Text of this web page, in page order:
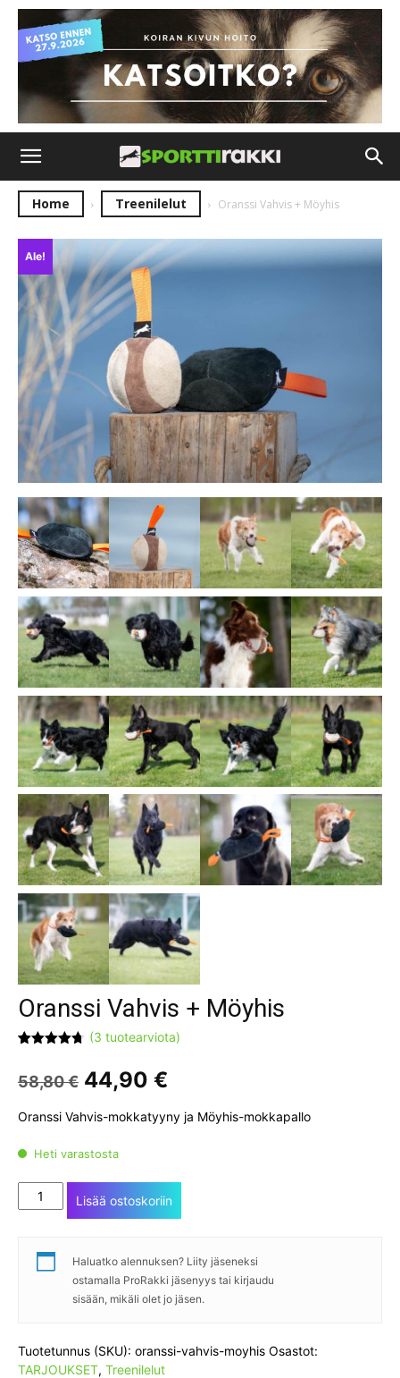
Home Treenilelut Oranssi Vahvis + Möyhis
Ale!
Oranssi Vahvis + Möyhis
perustuen
asiakkaan
(3 tuotearviota)
58,80€ Alkuperäinen
hinta
oli:
44,90 €
on:
Oranssi Vahvis-mokkatyyny ja Möyhis-mokkapallo
Heti varastosta
Oranssi
Vahvis
Lisää ostoskoriin
Haluatko alennuksen? Liity jäseneksi
ostamalla ProRakki jäsenyys tai kirjaudu
sisään, mikäli olet jo jäsen.
Tuotetunnus (SKU): oranssi-vahvis-moyhis Osastot:
TARJOUKSET, Treenilelut